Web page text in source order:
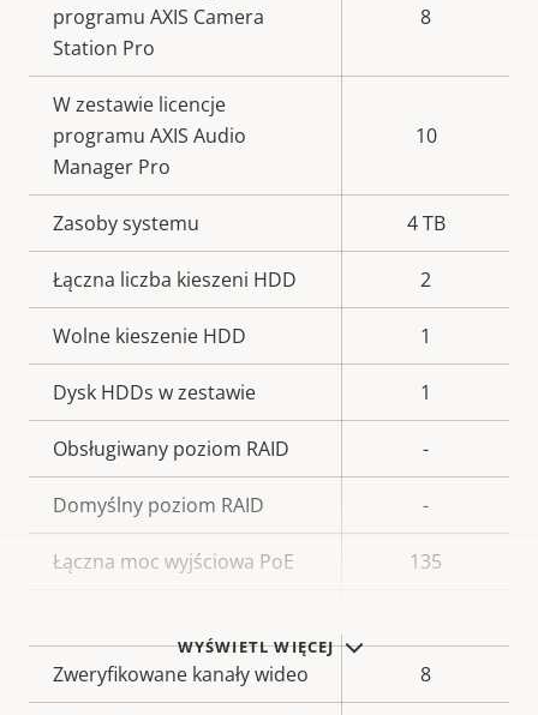
WYŚWIETL WIĘCEJ
programu AXIS Camera
Station Pro
8
W zestawie licencje
programu AXIS Audio
Manager Pro
10
Zasoby systemu 4 TB
Łączna liczba kieszeni HDD 2
Wolne kieszenie HDD 1
Dysk HDDs w zestawie 1
Obsługiwany poziom RAID -
Domyślny poziom RAID -
Łączna moc wyjściowa PoE 135
Zweryfikowane kanały wideo 8